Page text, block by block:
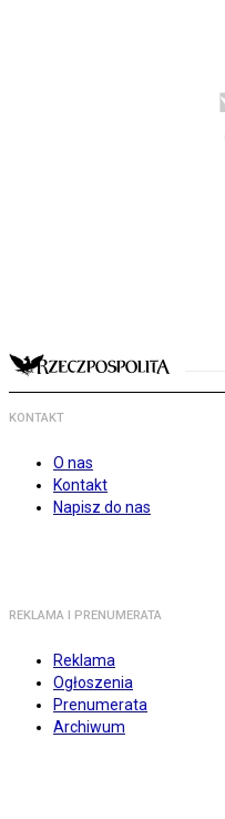
KONTAKT
O nas
Kontakt
Napisz do nas
REKLAMA I PRENUMERATA
Reklama
Ogłoszenia
Prenumerata
Archiwum